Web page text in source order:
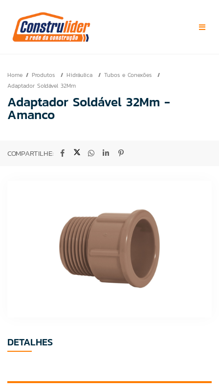
Home Produtos Hidráulica
Tubos e Conexões
Adaptador Soldável 32Mm
Adaptador Soldável 32Mm -
Amanco
COMPARTILHE:
DETALHES